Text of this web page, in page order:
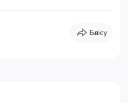
Бөлісу